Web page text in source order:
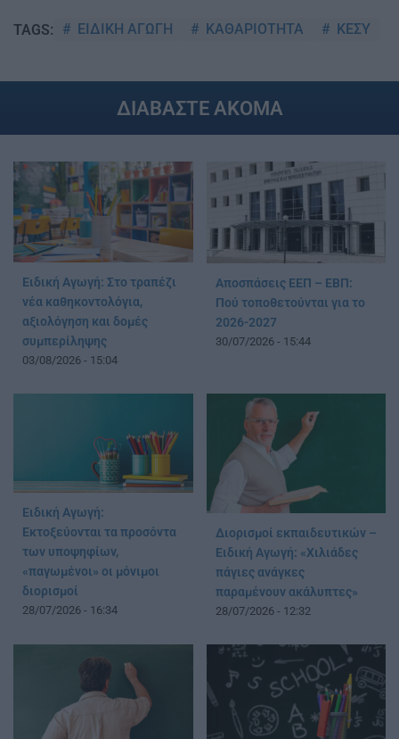
TAGS: ΕΙΔΙΚΗ ΑΓΩΓΗ ΚΑΘΑΡΙΟΤΗΤΑ ΚΕΣΥ
ΔΙΑΒΑΣΤΕ ΑΚΟΜΑ
Ειδική Αγωγή: Στο τραπέζι
νέα καθηκοντολόγια,
αξιολόγηση και δομές
συμπερίληψης
03/08/2026 - 15:04
Αποσπάσεις ΕΕΠ – ΕΒΠ:
Πού τοποθετούνται για το
2026-2027
30/07/2026 - 15:44
Ειδική Αγωγή:
Εκτοξεύονται τα προσόντα
των υποψηφίων,
«παγωμένοι» οι μόνιμοι
διορισμοί
28/07/2026 - 16:34
Διορισμοί εκπαιδευτικών –
Ειδική Αγωγή: «Χιλιάδες
πάγιες ανάγκες
παραμένουν ακάλυπτες»
28/07/2026 - 12:32